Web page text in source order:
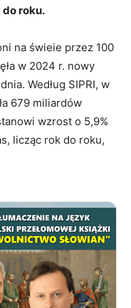
roku.
na świeie przez 100
w 2024 r. nowy
Według SIPRI, w
679 miliardów
wzrost o 5,9%
licząc rok do roku,